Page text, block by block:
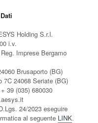
Holding S.r.l.
i.v.
Imprese Bergamo
Brusaporto (BG)
7C 24068 Seriate (BG)
39 (035) 680030
24/2023 eseguire
al seguente LINK.